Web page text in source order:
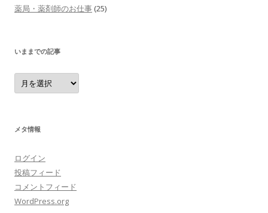
薬局・薬剤師のお仕事 (25)
いままでの記事
い
ま
ま
事
メタ情報
ログイン
投稿フィード
コメントフィード
WordPress.org